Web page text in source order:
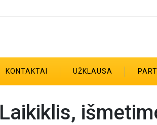
KONTAKTAI UŽKLAUSA
Laikiklis,